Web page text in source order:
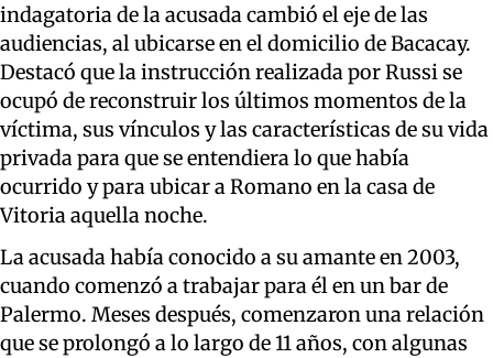
indagatoria de la acusada cambió el eje de las
audiencias, al ubicarse en el domicilio de Bacacay.
Destacó que la instrucción realizada por Russi se
ocupó de reconstruir los últimos momentos de la
víctima, sus vínculos y las características de su vida
privada para que se entendiera lo que había
ocurrido y para ubicar a Romano en la casa de
Vitoria aquella noche.
La acusada había conocido a su amante en 2003,
cuando comenzó a trabajar para él en un bar de
Palermo. Meses después, comenzaron una relación
que se prolongó a lo largo de 11 años, con algunas